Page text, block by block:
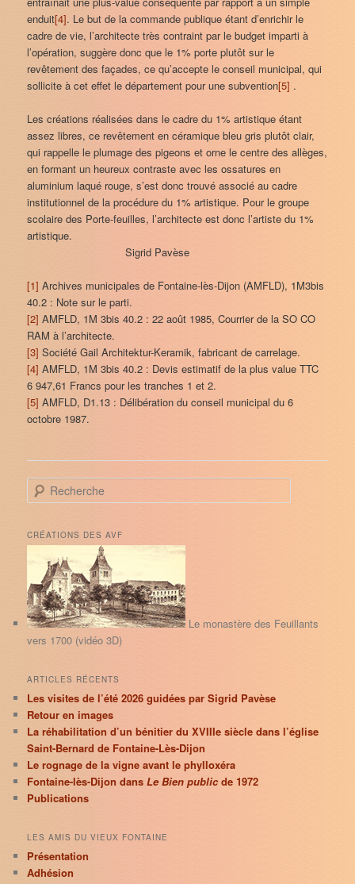
enduit[4]. Le but de la commande publique étant d’enrichir le
cadre de vie, l’architecte très contraint par le budget imparti à
l’opération, suggère donc que le 1% porte plutôt sur le
revêtement des façades, ce qu’accepte le conseil municipal, qui
sollicite à cet effet le département pour une subvention[5] .
Les créations réalisées dans le cadre du 1% artistique étant
assez libres, ce revêtement en céramique bleu gris plutôt clair,
qui rappelle le plumage des pigeons et orne le centre des allèges,
en formant un heureux contraste avec les ossatures en
aluminium laqué rouge, s’est donc trouvé associé au cadre
institutionnel de la procédure du 1% artistique. Pour le groupe
scolaire des Porte-feuilles, l’architecte est donc l’artiste du 1%
artistique.
Sigrid Pavèse
[1] Archives municipales de Fontaine-lès-Dijon (AMFLD), 1M3bis
40.2 : Note sur le parti.
[2] AMFLD, 1M 3bis 40.2 : 22 août 1985, Courrier de la SO CO
RAM à l’architecte.
[3] Société Gail Architektur-Keramik, fabricant de carrelage.
[4] AMFLD, 1M 3bis 40.2 : Devis estimatif de la plus value TTC
6 947,61 Francs pour les tranches 1 et 2.
[5] AMFLD, D1.13 : Délibération du conseil municipal du 6
octobre 1987.
e
h
e
r
h
e
CRÉATIONS DES AVF
Le monastère des Feuillants
vers 1700 (vidéo 3D)
ARTICLES RÉCENTS
Les visites de l’été 2026 guidées par Sigrid Pavèse
Retour en images
La réhabilitation d’un bénitier du XVIIIe siècle dans l’église
Saint-Bernard de Fontaine-Lès-Dijon
Le rognage de la vigne avant le phylloxéra
Fontaine-lès-Dijon dansLe Bien publicde 1972
Publications
LES AMIS DU VIEUX FONTAINE
Présentation
Adhésion